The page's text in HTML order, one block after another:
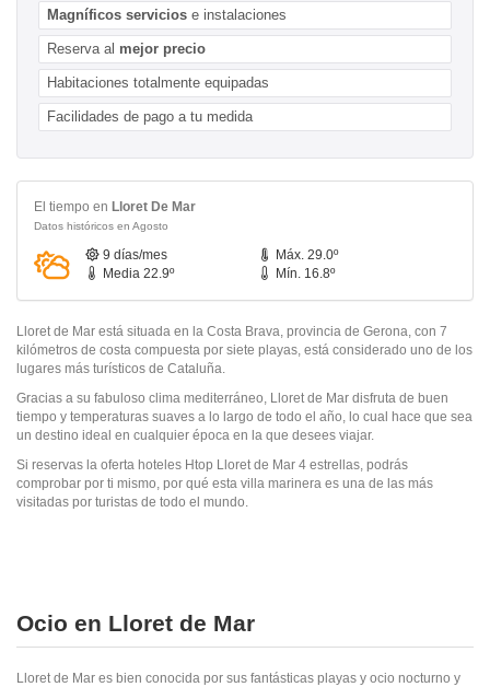
Magníficos servicios e instalaciones
Reserva al mejor precio
Habitaciones totalmente equipadas
Facilidades de pago a tu medida
El tiempo en Lloret De Mar
Datos históricos en Agosto
9 días/mes
Máx. 29.0º
Media 22.9º
Mín. 16.8º
Lloret de Mar está situada en la Costa Brava, provincia de Gerona, con 7
kilómetros de costa compuesta por siete playas, está considerado uno de los
lugares más turísticos de Cataluña.
Gracias a su fabuloso clima mediterráneo, Lloret de Mar disfruta de buen
tiempo y temperaturas suaves a lo largo de todo el año, lo cual hace que sea
un destino ideal en cualquier época en la que desees viajar.
Si reservas la oferta hoteles Htop Lloret de Mar 4 estrellas, podrás
comprobar por ti mismo, por qué esta villa marinera es una de las más
visitadas por turistas de todo el mundo.
Ocio en Lloret de Mar
Lloret de Mar es bien conocida por sus fantásticas playas y ocio nocturno y